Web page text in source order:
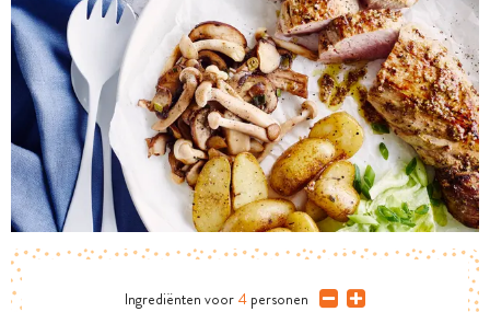
Ingrediënten voor 4 personen